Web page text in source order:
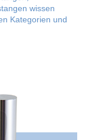
wissen
Kategorien und